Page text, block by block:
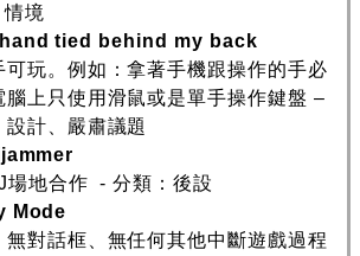
境
tied behind my back
可玩。例如：拿著手機跟操作的手必
腦上只使用滑鼠或是單手操作鍵盤 –
計、嚴肅議題
場地合作 - 分類：後設
Mode
對話框、無任何其他中斷遊戲過程